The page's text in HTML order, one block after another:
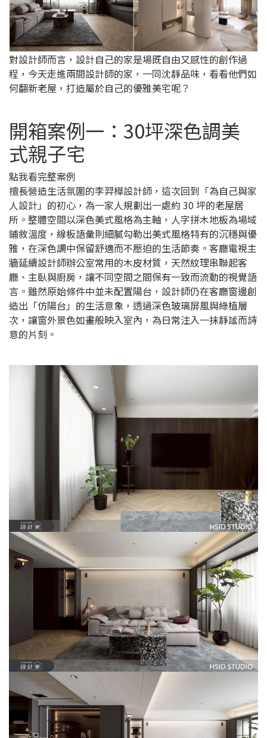
對設計師而言，設計自己的家是場既自由又感性的創作過
程，今天走進兩間設計師的家，一同沈靜品味，看看他們如
何翻新老屋，打造屬於自己的優雅美宅呢？
開箱案例一：30坪深色調美
式親子宅
點我看完整案例
擅長營造生活氛圍的李羿樺設計師，這次回到「為自己與家
人設計」的初心，為一家人規劃出一處約 30 坪的老屋居
所。整體空間以深色美式風格為主軸，人字拼木地板為場域
鋪敘溫度，線板語彙則細膩勾勒出美式風格特有的沉穩與優
雅，在深色調中保留舒適而不壓迫的生活節奏。客廳電視主
牆延續設計師辦公室常用的木皮材質，天然紋理串聯起客
廳、主臥與廚房，讓不同空間之間保有一致而流動的視覺語
言。雖然原始條件中並未配置陽台，設計師仍在客廳窗邊創
造出「仿陽台」的生活意象，透過深色玻璃屏風與綠植層
次，讓窗外景色如畫般映入室內，為日常注入一抹靜謐而詩
意的片刻。